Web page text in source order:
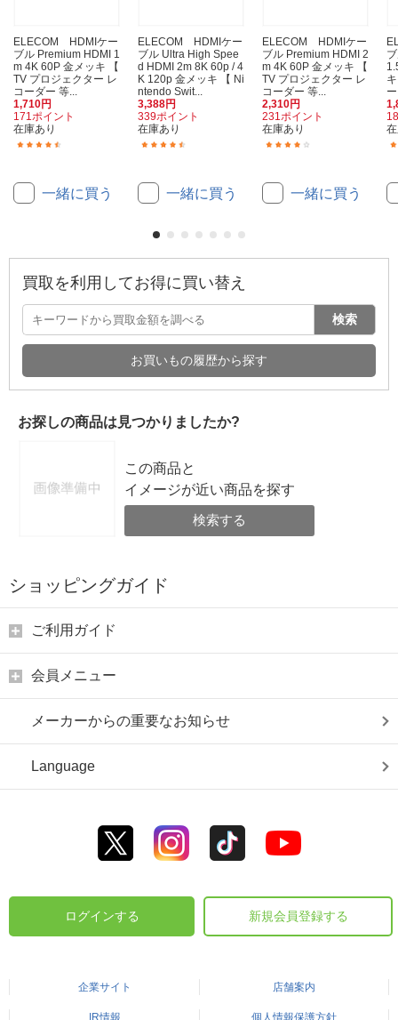
ELECOM HDMIケー
ブル Premium HDMI 1
m 4K 60P 金メッキ 【
TV プロジェクター レ
コーダー 等...
1,710円
171ポイント
在庫あり
一緒に買う
ELECOM HDMIケー
ブル Ultra High Spee
d HDMI 2m 8K 60p / 4
K 120p 金メッキ 【 Ni
ntendo Swit...
3,388円
339ポイント
在庫あり
一緒に買う
ELECOM HDMIケー
ブル Premium HDMI 2
m 4K 60P 金メッキ 【
TV プロジェクター レ
コーダー 等...
2,310円
231ポイント
在庫あり
一緒に買う
買取を利用してお得に買い替え
検索
お買いもの履歴から探す
お探しの商品は見つかりましたか?
この商品と
イメージが近い商品を探す
検索する
ショッピングガイド
ご利用ガイド
会員メニュー
メーカーからの重要なお知らせ
Language
ログインする 新規会員登録する
企業サイト 店舗案内
IR情報 個人情報保護方針